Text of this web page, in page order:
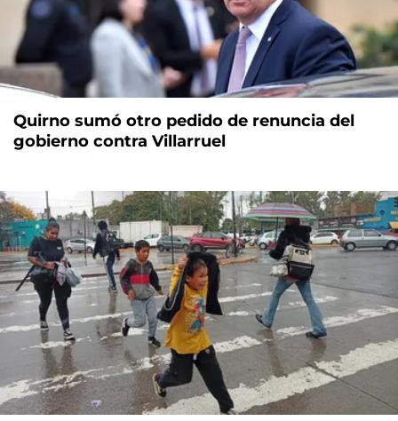
Quirno sumó otro pedido de renuncia del
gobierno contra Villarruel